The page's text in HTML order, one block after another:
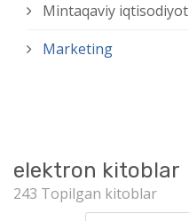
Mintaqaviy iqtisodiyot
Marketing
elektron kitoblar
243 Topilgan kitoblar